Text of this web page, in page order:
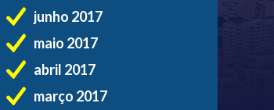
junho 2017
maio 2017
abril 2017
março 2017